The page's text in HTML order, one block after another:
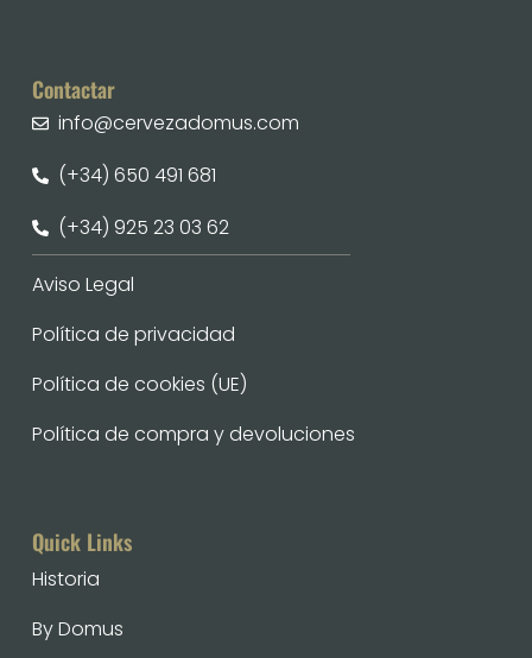
Quick Links
Historia
By Domus
Contactar
info@cervezadomus.com
(+34) 650 491 681
(+34) 925 23 03 62
Aviso Legal
Política de privacidad
Política de cookies (UE)
Política de compra y devoluciones